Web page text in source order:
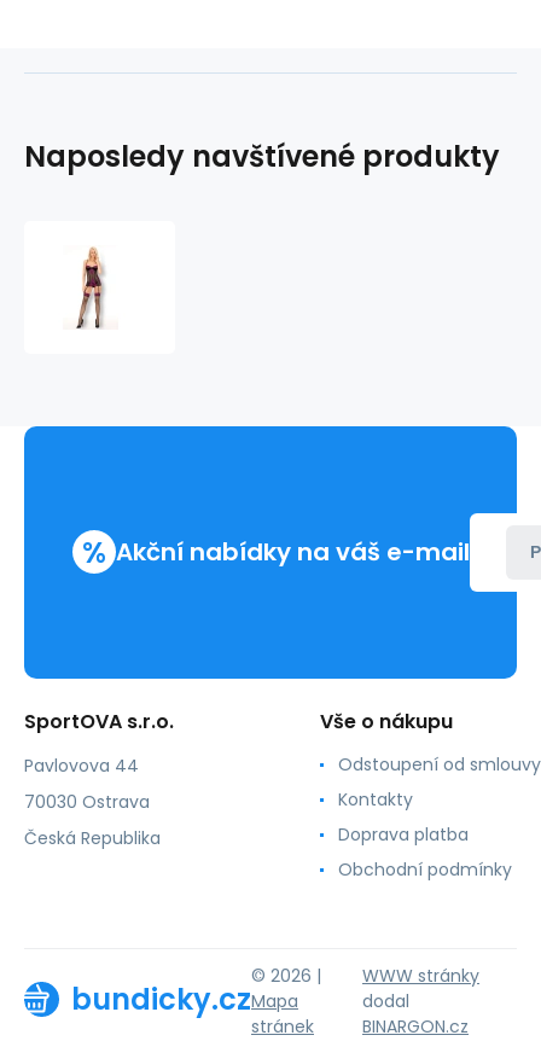
Naposledy navštívené produkty
% Akční nabídky na váš e-mail
SportOVA s.r.o.
Pavlovova 44
70030 Ostrava
Česká Republika
Vše o nákupu
Odstoupení od smlouvy
Kontakty
Doprava platba
Obchodní podmínky
bundicky.cz
© 2026 |
Mapa
stránek
WWW stránky
dodal
BINARGON.cz